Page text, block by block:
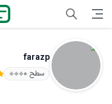
farazp
سطح ۰